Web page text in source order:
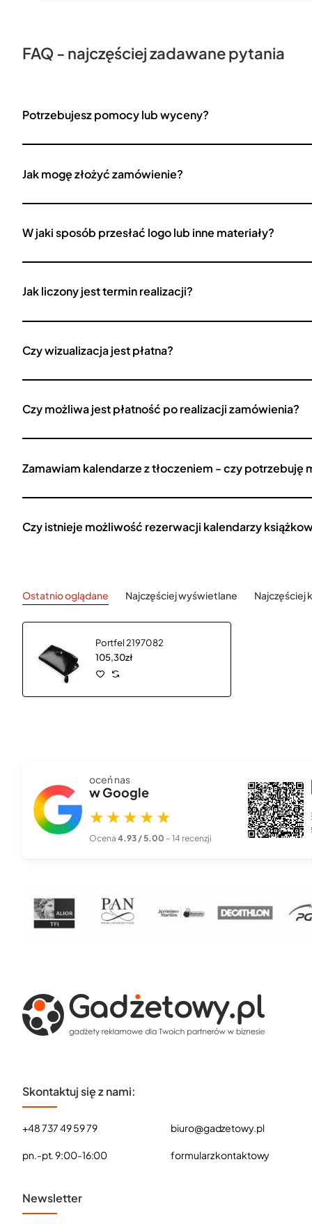
FAQ - najczęściej zadawane pytania
Potrzebujesz pomocy lub wyceny?
Jak mogę złożyć zamówienie?
W jaki sposób przesłać logo lub inne materiały?
Jak liczony jest termin realizacji?
Czy wizualizacja jest płatna?
Czy możliwa jest płatność po realizacji zamówienia?
Zamawiam kalendarze z tłoczeniem - czy potrzebuję
Czy istnieje możliwość rezerwacji kalendarzy
Ostatnio oglądane Najczęściej wyświetlane Najczęściej
Portfel 2197082
105,30zł
oceń nas
w Google
★★★★★
Ocena 4.93 / 5.00 – 14 recenzji
szef00l 666
★★★★★27 lis 2025
Piękna, profesjonalna robota. Zamówiłem kalendarze z logo
firmy i przyszły dokła...
Skontaktuj się z nami:
+48 737 49 59 79
pn.-pt. 9:00-16:00
biuro@gadzetowy.pl
formularz kontaktowy
Newsletter